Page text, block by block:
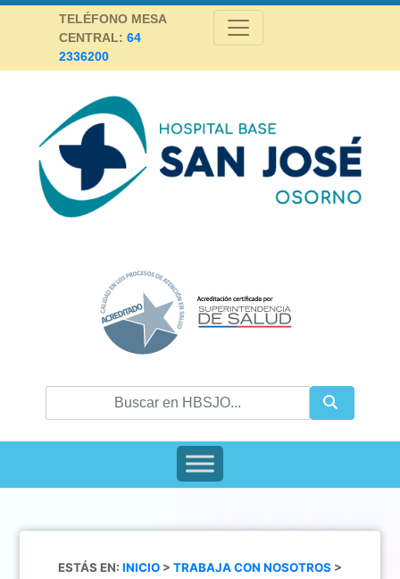
Skip
TELÉFONO MESA
CENTRAL: 64
2336200
ESTÁS EN: INICIO > TRABAJA CON NOSOTROS >